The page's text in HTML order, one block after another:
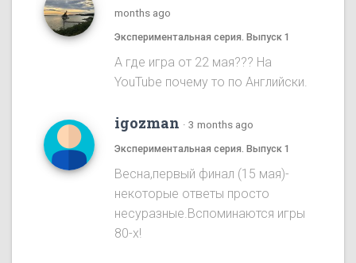
months ago
Экспериментальная серия. Выпуск 1
А где игра от 22 мая??? На
YouTube почему то по Английски.
igozman · 3 months ago
Экспериментальная серия. Выпуск 1
Весна,первый финал (15 мая)-
некоторые ответы просто
несуразные.Вспоминаются игры
80-х!